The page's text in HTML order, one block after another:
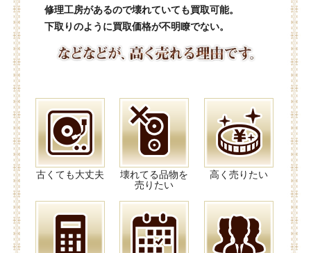
修理工房があるので壊れていても買取可能。
下取りのように買取価格が不明瞭でない。
古くても大丈夫
壊れてる品物を
売りたい
高く売りたい